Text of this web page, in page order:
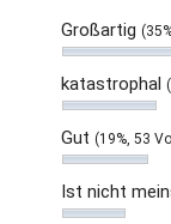
Großartig
katastrophal
Gut (19%, 53
Ist nicht